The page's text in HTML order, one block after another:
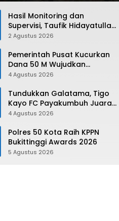
Hasil Monitoring dan
Supervisi, Taufik Hidayatullah:
Limapuluh Kota Siap Kirimkan
Porprov Sumbar 2026
2 Agustus 2026
Pemerintah Pusat Kucurkan
Dana 50 M Wujudkan
Swasembada dan Ketahanan
4 Agustus 2026
Tundukkan Galatama, Tigo
Kayo FC Payakumbuh Juara
Piala Walikota Payakumbuh
4 Agustus 2026
Polres 50 Kota Raih KPPN
Bukittinggi Awards 2026
5 Agustus 2026